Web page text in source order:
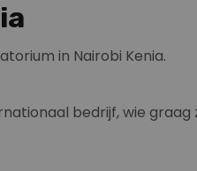
in Nairobi Kenia.
bedrijf, wie graag